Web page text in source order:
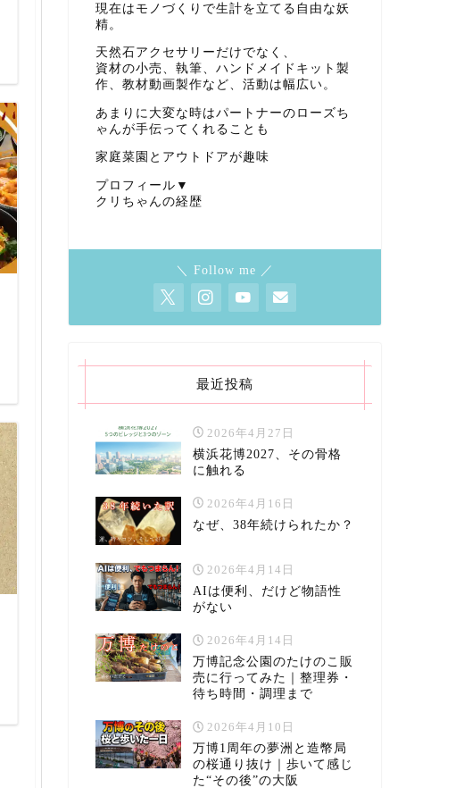
現在はモノづくりで生計を立てる自由な妖
精。
天然石アクセサリーだけでなく、
資材の小売、執筆、ハンドメイドキット製
作、教材動画製作など、活動は幅広い。
あまりに大変な時はパートナーのローズち
ゃんが手伝ってくれることも
家庭菜園とアウトドアが趣味
プロフィール▼
クリちゃんの経歴
＼ Follow me ／
最近投稿
2026年4月27日
横浜花博2027、その骨格
に触れる
2026年4月16日
なぜ、38年続けられたか？
2026年4月14日
AIは便利、だけど物語性
がない
2026年4月14日
万博記念公園のたけのこ販
売に行ってみた｜整理券・
待ち時間・調理まで
2026年4月10日
万博1周年の夢洲と造幣局
の桜通り抜け｜歩いて感じ
た“その後”の大阪